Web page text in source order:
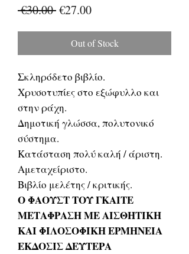
€30.00 Regular
€27.00Sale
Out of Stock
Σκληρόδετο βιβλίο.
Χρυσοτυπίες στο εξώφυλλο και
στην ράχη.
Δημοτική γλώσσα, πολυτονικό
σύστημα.
Κατάσταση πολύ καλή / άριστη.
Αμεταχείριστο.
Βιβλίο μελέτης / κριτικής.
Ο ΦΑΟΥΣΤ ΤΟΥ ΓΚΑΙΤΕ
ΜΕΤΑΦΡΑΣΗ ΜΕ ΑΙΣΘΗΤΙΚΗ
ΚΑΙ ΦΙΛΟΣΟΦΙΚΗ ΕΡΜΗΝΕΙΑ
ΕΚΔΟΣΙΣ ΔΕΥΤΕΡΑ